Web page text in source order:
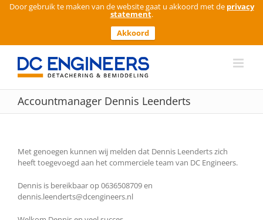
Door gebruik te maken van de website gaat u akkoord met de privacy
statement.
Akkoord
Ga
inhoud
Accountmanager Dennis Leenderts
Met genoegen kunnen wij melden dat Dennis Leenderts zich
heeft toegevoegd aan het commerciele team van DC Engineers.
Dennis is bereikbaar op 0636508709 en
dennis.leenderts@dcengineers.nl